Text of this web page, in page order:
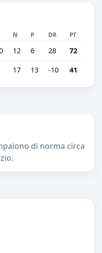
N P DR PT
12 6 28 72
17 13 -10 41
di norma circa